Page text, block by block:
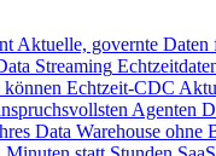
Aktuelle, governte
Streaming
können Echtzeit-CDC
Agenten
Data Warehouse ohne